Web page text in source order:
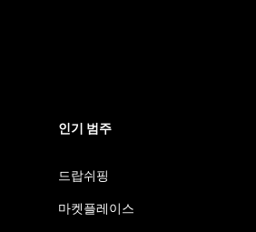
인기 범주
드랍쉬핑
마켓플레이스